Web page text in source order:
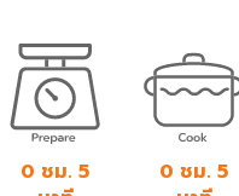
0 ชม. 5
0 ชม. 5